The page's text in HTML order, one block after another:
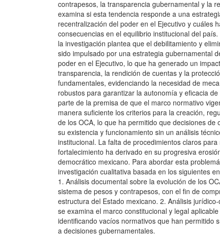
contrapesos, la transparencia gubernamental y la
examina si esta tendencia responde a una
recentralización del poder en el Ejecutivo y cuáles
consecuencias en el equilibrio institucional del
la investigación plantea que el debilitamiento y
sido impulsado por una estrategia gubernamental
poder en el Ejecutivo, lo que ha generado un
transparencia, la rendición de cuentas y la
fundamentales, evidenciando la necesidad de
robustos para garantizar la autonomía y eficacia
parte de la premisa de que el marco normativo
manera suficiente los criterios para la creación,
de los OCA, lo que ha permitido que decisiones de
su existencia y funcionamiento sin un análisis
institucional. La falta de procedimientos claros
fortalecimiento ha derivado en su progresiva
democrático mexicano. Para abordar esta
investigación cualitativa basada en los siguientes
1. Análisis documental sobre la evolución de los
sistema de pesos y contrapesos, con el fin de
estructura del Estado mexicano. 2. Análisis
se examina el marco constitucional y legal
identificando vacíos normativos que han permitido
a decisiones gubernamentales.